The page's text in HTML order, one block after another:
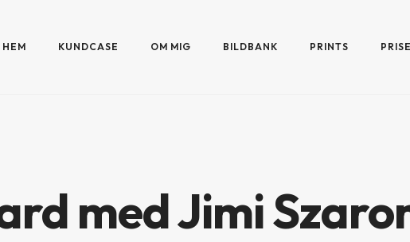
HEM KUNDCASE OM MIG BILDBANK PRINTS
med Jimi